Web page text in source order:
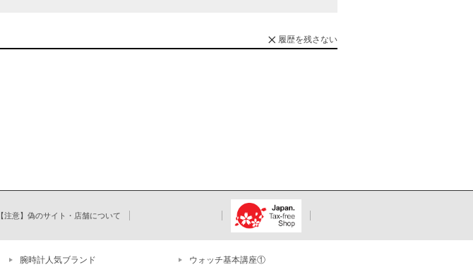
履歴を残さない
【注意】偽のサイト・店舗について
腕時計人気ブランド ウォッチ基本講座①